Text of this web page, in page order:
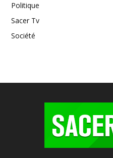
Politique
Sacer Tv
Société